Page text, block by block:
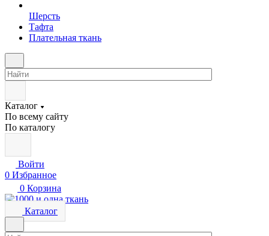
Шерсть
Тафта
Плательная ткань
Каталог
По всему сайту
По каталогу
Войти
0 Избранное
0 Корзина
Каталог